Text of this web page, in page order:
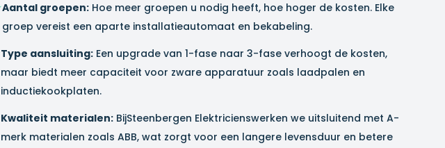
Aantal groepen: Hoe meer groepen u nodig heeft, hoe hoger de kosten. Elke
groep vereist een aparte installatieautomaat en bekabeling.
Type aansluiting: Een upgrade van 1-fase naar 3-fase verhoogt de kosten,
maar biedt meer capaciteit voor zware apparatuur zoals laadpalen en
inductiekookplaten.
Kwaliteit materialen: BijSteenbergen Elektricienswerken we uitsluitend met A-
merk materialen zoals ABB, wat zorgt voor een langere levensduur en betere